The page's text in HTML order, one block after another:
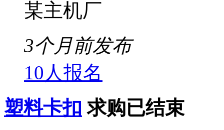
某主机厂
3个月前发布
10人报名
塑料卡扣 求购已结束